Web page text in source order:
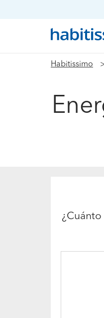
Habitissimo